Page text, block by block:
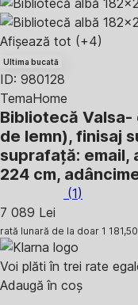
Afișează tot (+4)
Ultima bucată
ID: 980128
TemaHome
Bibliotecă Valsa-
de lemn), finisaj
suprafață: email,
224 cm,
(1)
7 089 Lei
rată lunară de la doar 1
Voi plăti în trei rate
Adaugă în coș